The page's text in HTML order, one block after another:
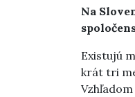
Na
Existujú
krát tri